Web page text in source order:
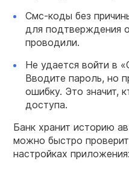
Смс-коды без
для подтверждения
проводили.
Не удается войти в
Вводите пароль, но
ошибку. Это значит,
доступа.
Банк хранит историю
можно быстро
настройках приложения: